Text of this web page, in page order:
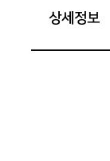
상세정보